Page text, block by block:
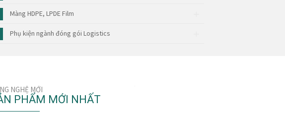
Màng HDPE, LPDE Film
Phụ kiện ngành đóng gói Logistics
NGHỆ MỚI
PHẨM MỚI NHẤT